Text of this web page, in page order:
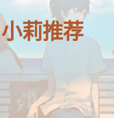
莉推荐